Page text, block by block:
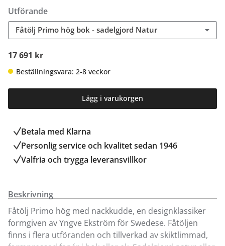
Utförande
Fåtölj Primo hög bok - sadelgjord Natur
17 691 kr
Beställningsvara: 2-8 veckor
Lägg i varukorgen
Betala med Klarna
Personlig service och kvalitet sedan 1946
Valfria och trygga leveransvillkor
Beskrivning
Fåtölj Primo hög med nackkudde, en designklassiker
formgiven av Yngve Ekström för Swedese. Fåtöljen
finns i flera utföranden och tillverkad av skiktlimmad,